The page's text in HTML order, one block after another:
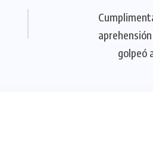
golpeó